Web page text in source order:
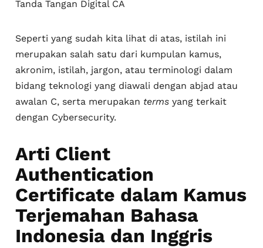
Tanda Tangan Digital CA
Seperti yang sudah kita lihat di atas, istilah ini
merupakan salah satu dari kumpulan kamus,
akronim, istilah, jargon, atau terminologi dalam
bidang teknologi yang diawali dengan abjad atau
awalan C, serta merupakan terms yang terkait
dengan Cybersecurity.
Arti Client
Authentication
Certificate dalam Kamus
Terjemahan Bahasa
Indonesia dan Inggris